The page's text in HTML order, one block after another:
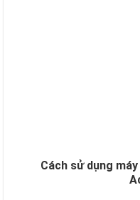
Cách sử dụng